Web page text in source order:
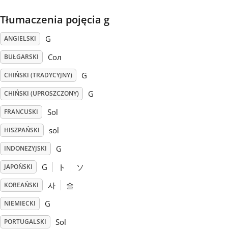
Italiano
日本語
Português
Русский
Svenska
Tiếng Việt
Tłumaczenia pojęcia g
ANGIELSKI G
BUŁGARSKI Сол
CHIŃSKI (TRADYCYJNY) G
CHIŃSKI (UPROSZCZONY) G
FRANCUSKI Sol
HISZPAŃSKI sol
INDONEZYJSKI G
JAPOŃSKI G ト ソ
KOREAŃSKI 사 솔
NIEMIECKI G
PORTUGALSKI Sol